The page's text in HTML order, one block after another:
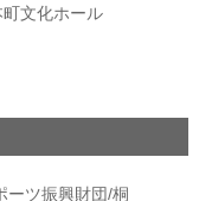
ホール
ーツ振興財団/桐